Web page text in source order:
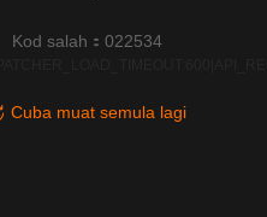
Kod salah：022534
Cuba muat semula lagi